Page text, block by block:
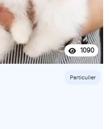
1090
Particulier